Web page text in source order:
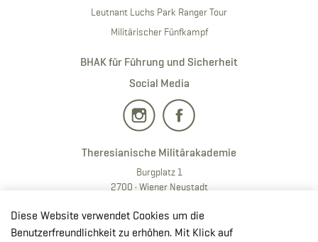
Leutnant Luchs Park Ranger Tour
Militärischer Fünfkampf
BHAK für Führung und Sicherheit
Social Media
Theresianische Militärakademie
Burgplatz 1
2700 · Wiener Neustadt
T:+43 50201 20 28901
E:redaktion.milak @bmlv.gv.at
Diese Website verwendet Cookies um die
Benutzerfreundlichkeit zu erhöhen. Mit Klick auf